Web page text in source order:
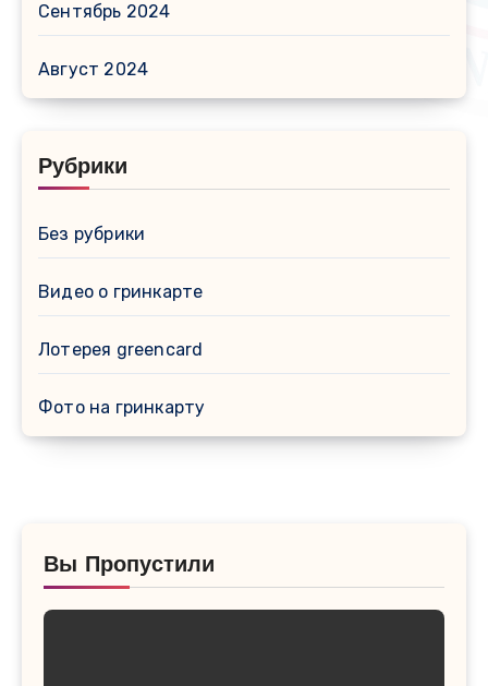
Сентябрь 2024
Август 2024
Рубрики
Без рубрики
Видео о гринкарте
Лотерея greencard
Фото на гринкарту
Вы Пропустили